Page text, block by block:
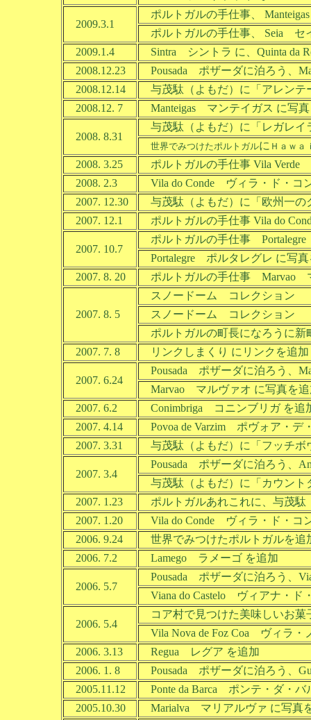
2009.3.1
ポルトガルの手仕事、
ポルトガルの手仕事、 Seia セ
2009.1.4
Sintra シントラ に、Quinta da
2008.12.23
Pousada ポザーダに泊ろう、
2008.12.14
与茂駄（よもだ）に「アレンテ
2008.12. 7
Manteigas マンテイガス に写真
2008. 8.31
与茂駄（よもだ）に「レガレイ
世界でみつけたポルトガルに Ｈａｗａ
2008. 3.25
ポルトガルの手仕事 Vila Verde
2008. 2.3
Vila do Conde ヴィラ・ド・コ
2007. 12.30
与茂駄（よもだ）に「欧州一の
2007. 12.1
ポルトガルの手仕事 Vila do
2007. 10.7
ポルトガルの手仕事
Portalegre ポルタレグレ に写真
2007. 8. 20
ポルトガルの手仕事 Marvao
2007. 8. 5
スノードーム コレクション
スノードーム コレクション
ポルトガルの町長になろうに新
2007. 7. 8
リンクしまくり にリンクを追加
2007. 6.24
Pousada ポザーダに泊ろう、
Marvao マルヴァオ に写真を追
2007. 6.2
Conimbriga コニンブリガ を追
2007. 4.14
Povoa de Varzim ポヴォア・デ
2007. 3.31
与茂駄（よもだ）に「フッチボ
2007. 3.4
Pousada ポザーダに泊ろう、
与茂駄（よもだ）に「カウント
2007. 1.23
ポルトガルあれこれに、与茂駄
2007. 1.20
Vila do Conde ヴィラ・ド・コ
2006. 9.24
世界でみつけたポルトガルを追
2006. 7.2
Lamego ラメーゴ を追加
2006. 5.7
Pousada ポザーダに泊ろう、
Viana do Castelo ヴィアナ・ド
2006. 5.4
コア村で見つけた美味しいお菓
Vila Nova de Foz Coa ヴィラ・
2006. 3.13
Regua レグア を追加
2006. 1. 8
Pousada ポザーダに泊ろう、
2005.11.12
Ponte da Barca ポンテ・ダ・バ
2005.10.30
Marialva マリアルヴァ に写真